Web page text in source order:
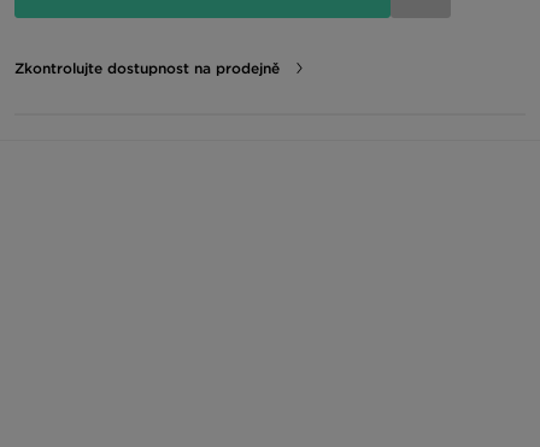
Zkontrolujte dostupnost na prodejně